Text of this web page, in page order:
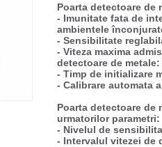
Poarta detectoare de
- Imunitate fata de
ambientele
- Sensibilitate
- Viteza maxima
detectoare de
- Timp de initializare
- Calibrare automata
Poarta detectoare de
urmatorilor parametri:
- Nivelul de
- Intervalul vitezei de